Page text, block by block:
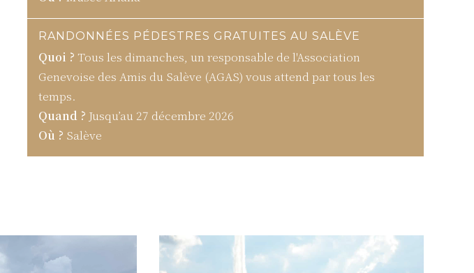
RANDONNÉES PÉDESTRES GRATUITES AU SALÈVE
Quoi ?Tous les dimanches, un responsable de l'Association
Genevoise des Amis du Salève (AGAS) vous attend par tous les
temps.
Quand ?
Où ?Salève
CHOCO PASS
Quand ?Toute l’année
Où ?En ville de Genève